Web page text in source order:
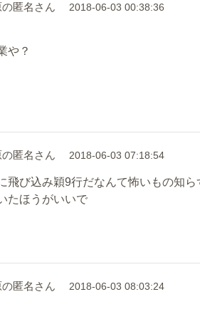
匿名さん 2018-06-03 00:38:36
や？
匿名さん 2018-06-03 07:18:54
飛び込み穎9行だなんて怖いもの知ら
たほうがいいで
匿名さん 2018-06-03 08:03:24